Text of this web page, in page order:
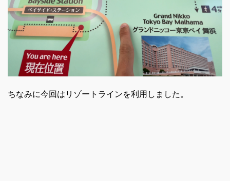
ちなみに今回はリゾートラインを利用しました。